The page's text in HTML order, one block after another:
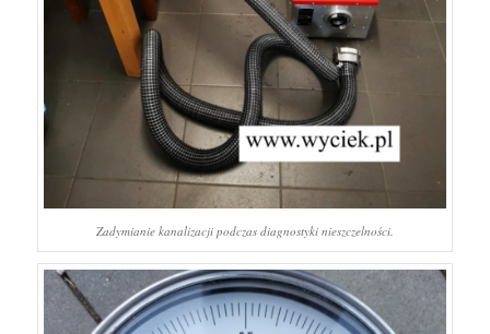
Zadymianie kanalizacji podczas diagnostyki nieszczelności.